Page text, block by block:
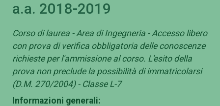
a.a. 2018-2019
Corso di laurea - Area di Ingegneria - Accesso libero
con prova di verifica obbligatoria delle conoscenze
richieste per l'ammissione al corso. L'esito della
prova non preclude la possibilità di immatricolarsi
(D.M. 270/2004) - Classe L-7
Informazioni generali: